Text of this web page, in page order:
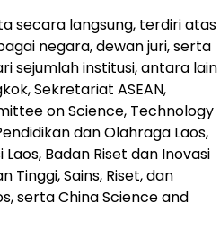
secara langsung, terdiri atas
negara, dewan juri, serta
sejumlah institusi, antara lain
Sekretariat ASEAN,
on Science, Technology
dan Olahraga Laos,
Badan Riset dan Inovasi
Tinggi, Sains, Riset, dan
serta China Science and